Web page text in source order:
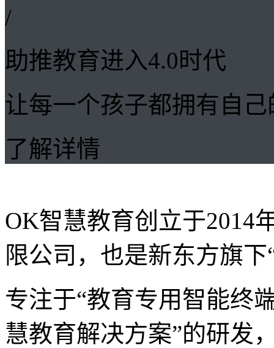
/
助推教育进入4.0时代
让每一个孩子都拥有自
了解详情
OK智慧教育创立于2014
限公司，也是新东方旗
专注于“教育专用智能终
慧教育解决方案”的研发